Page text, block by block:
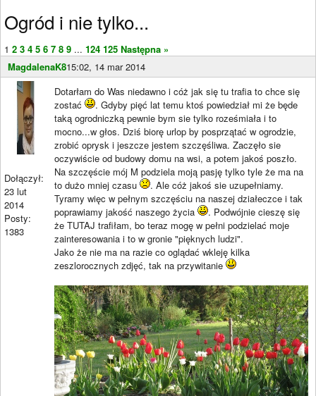
Ogród i nie tylko...
1 2 3 4 5 6 7 8 9 ... 124 125 Następna »
MagdalenaK815:02, 14 mar 2014
Dołączył:
23 lut
2014
Posty:
1383
Dotarłam do Was niedawno i cóż jak się tu trafia to chce się
zostać
. Gdyby pięć lat temu ktoś powiedział mi że będe
taką ogrodniczką pewnie bym sie tylko roześmiała i to
mocno...w głos. Dziś biorę urlop by posprzątać w ogrodzie,
zrobić oprysk i jeszcze jestem szczęśliwa. Zaczęło sie
oczywiście od budowy domu na wsi, a potem jakoś poszło.
Na szczęście mój M podziela moją pasję tylko tyle że ma na
to dużo mniej czasu
. Ale cóż jakoś sie uzupełniamy.
Tyramy więc w pełnym szczęściu na naszej działeczce i tak
poprawiamy jakość naszego życia
. Podwójnie cieszę się
że TUTAJ trafiłam, bo teraz mogę w pełni podzielać moje
zainteresowania i to w gronie "pięknych ludzi".
Jako że nie ma na razie co oglądać wkleję kilka
zeszlorocznych zdjęć, tak na przywitanie